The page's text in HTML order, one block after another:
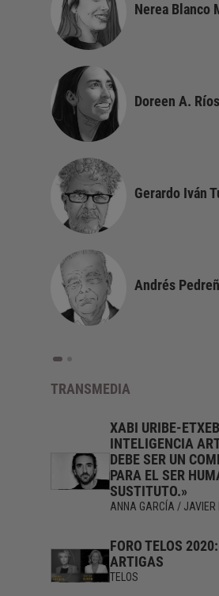
Nerea Blanco
Doreen A. Ríos
Gerardo Iván
Andrés
TRANSMEDIA
XABI URIBE-
INTELIGENCIA
DEBE SER UN
PARA EL SER
SUSTITUTO.»
ANNA GARCÍA / JAVIER
FORO TELOS
ARTIGAS
TELOS